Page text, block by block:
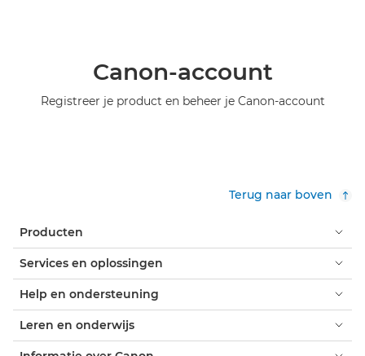
Canon-account
Registreer je product en beheer je Canon-account
Terug naar boven
Producten
Services en oplossingen
Help en ondersteuning
Leren en onderwijs